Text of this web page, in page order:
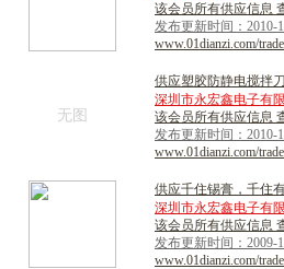
该会员所有供应信息
发布更新时间：2010-
www.01dianzi.com/
无图
供应塑胶防静电搅拌刀
深圳市永宏鑫电子有
该会员所有供应信息
发布更新时间：2010-
www.01dianzi.com/
供应千住锡膏 ， 千住
深圳市永宏鑫电子有
该会员所有供应信息
发布更新时间：2009-
www.01dianzi.com/